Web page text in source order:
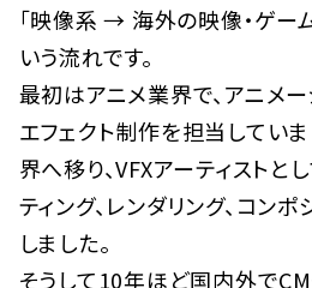
「映像系 → 海外の映像・ゲー
いう流れです。
最初はアニメ業界で、アニメー
エフェクト制作を担当してい
界へ移り、VFXアーティストと
ティング、レンダリング、コン
しました。
そうして10年ほど国内外で